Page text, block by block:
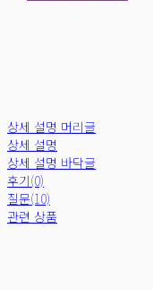
상세 설명 머리글
상세 설명
상세 설명 바닥글
후기(0)
질문(10)
관련 상품